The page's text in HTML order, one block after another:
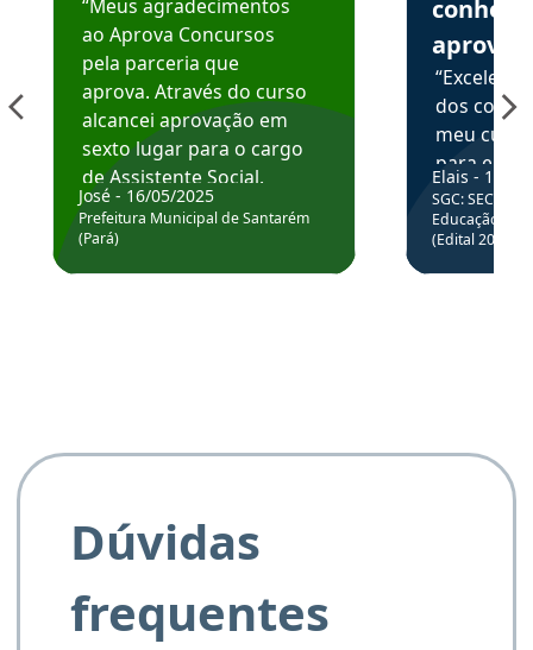
“Meus agradecimentos
ao Aprova Concursos
pela parceria que
aprova. Através do curso
alcancei aprovação em
sexto lugar para o cargo
de Assistente Social.
Hoje estou atuando na
Prefeitura de Santarém.
José - 16/05/2025
Prefeitura Municipal de Santarém
(Pará)
aprova
dos
meu
para
colocar
através
de
Elais - 15/
SGC: SEC BA
Educação
(Edital
Dúvidas
frequentes